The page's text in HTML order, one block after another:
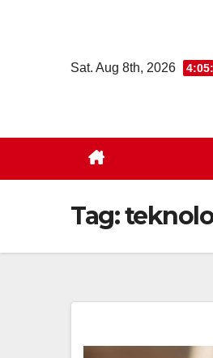
Sat. Aug 8th, 2026
Tag: